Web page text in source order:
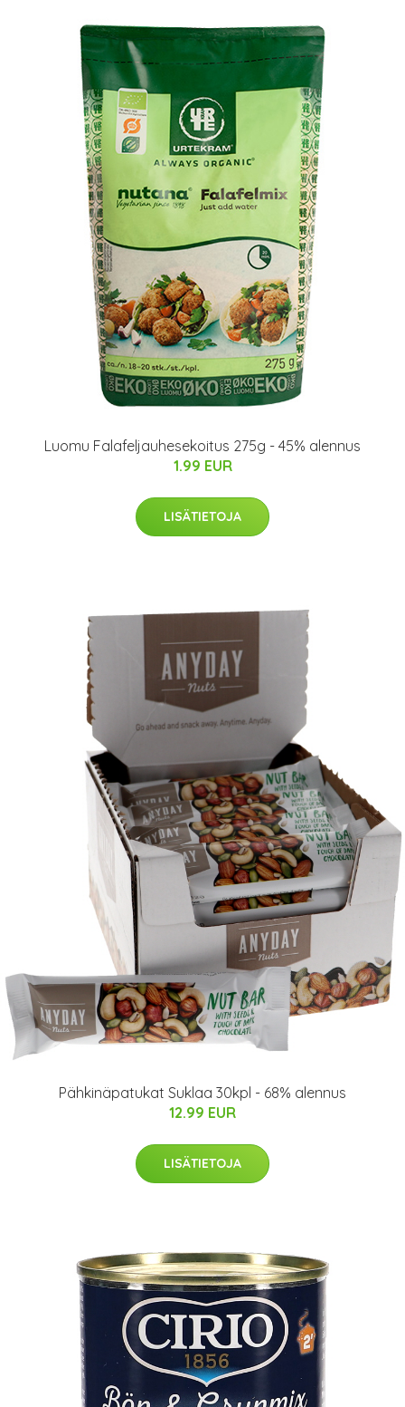
Luomu Falafeljauhesekoitus 275g - 45% alennus
1.99 EUR
LISÄTIETOJA
Pähkinäpatukat Suklaa 30kpl - 68% alennus
12.99 EUR
LISÄTIETOJA